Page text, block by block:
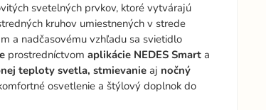
svetelných prvkov, ktoré vytvárajú
kruhov umiestnených v strede
a nadčasovému vzhľadu sa svietidlo
prostredníctvom aplikácie NEDES Smarta
teploty svetla, stmievanie aj nočný
osvetlenie a štýlový doplnok do